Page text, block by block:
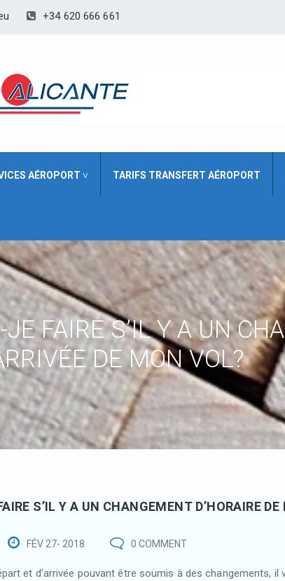
+34 620 666 661
AÉROPORT ˅ TARIFS TRANSFERT AÉROPORT
FAIRE S’IL Y A UN
DE MON VOL?
S’IL Y A UN CHANGEMENT D’HORAIRE DE
FÉV 27- 2018 0 COMMENT
et d’arrivée pouvant être soumis à des changements, il